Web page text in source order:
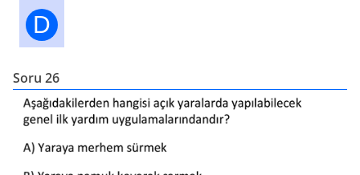
D
Soru 26